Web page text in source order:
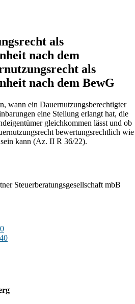
als
nach dem
als
nach dem BewG
wann ein Dauernutzungsberechtigter
eine Stellung erlangt hat, die
gleichkommen lässt und ob
bewertungsrechtlich wie
kann (Az. II R 36/22).
Steuerberatungsgesellschaft mbB